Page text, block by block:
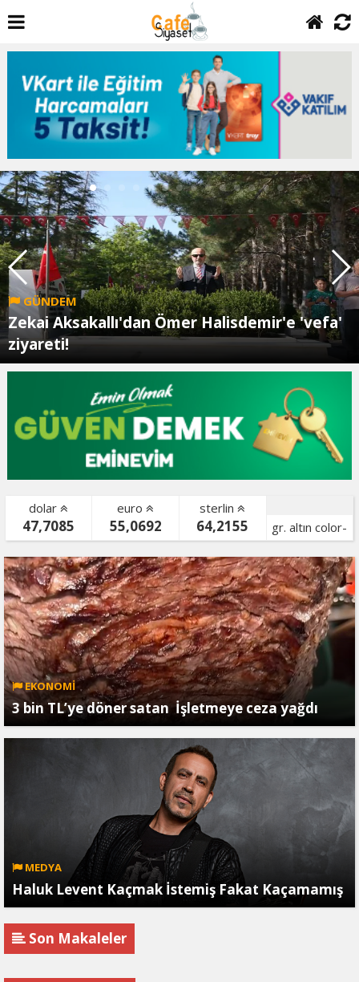
GÜNDEM
Zekai Aksakallı'dan Ömer Halisdemir'e 'vefa'
ziyareti!
dolar
47,7085
euro
55,0692
sterlin
64,2155
gr. altın color-
bist color-
EKONOMİ
3 bin TL’ye döner satan İşletmeye ceza yağdı
MEDYA
Haluk Levent Kaçmak İstemiş Fakat Kaçamamış
Son Makaleler